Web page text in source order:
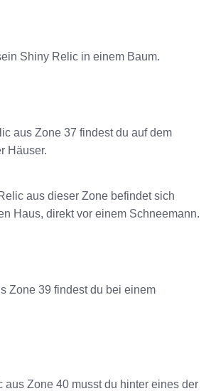
Shiny Relic in einem Baum.
aus Zone 37 findest du auf dem
Häuser.
aus dieser Zone befindet sich
Haus, direkt vor einem Schneemann.
Zone 39 findest du bei einem
aus Zone 40 musst du hinter eines der